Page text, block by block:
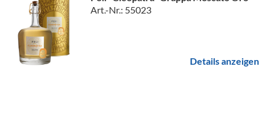
Art.-Nr.: 55023
Details anzeigen